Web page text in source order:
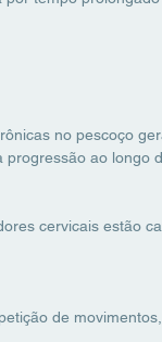
no pescoço
progressão ao longo
cervicais estão
de